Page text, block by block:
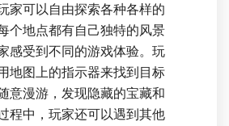
家可以自由探索各种各样的
个地点都有自己独特的风景
感受到不同的游戏体验。玩
地图上的指示器来找到目标
意漫游，发现隐藏的宝藏和
程中，玩家还可以遇到其他